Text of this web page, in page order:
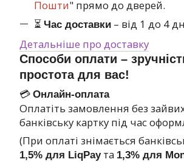
Пошти" прямо до дверей.
⏳ Час доставки – від 1 до 4
Детальніше про доставку
Способи оплати –
простота для вас!
💳 Онлайн-оплата
Оплатіть замовлення без
банківську картку під час
(При оплаті знімається
1,5% для LiqPayта 1,3% для